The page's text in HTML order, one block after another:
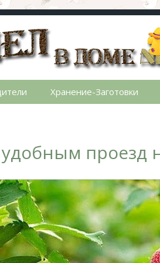
легкой жизни в частном
Хранение-Заготовки
удобным проезд